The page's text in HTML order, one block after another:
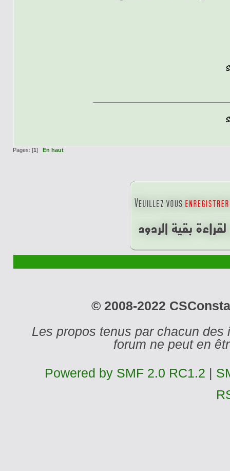
Pages: [1] En haut
© 2008-2022
Les propos tenus par chacun
forum ne peut en
Powered by SMF 2.0 RC1.2 |